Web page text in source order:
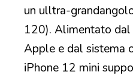
un ulltra-
120). Alimentato
Apple e dal sistema
iPhone 12 mini